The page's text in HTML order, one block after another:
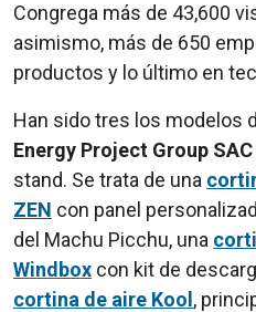
Congrega más de 43,600
asimismo, más de 650
productos y lo último en
Han sido tres los modelos
Energy Project Group SAC
stand. Se trata de una
ZEN con panel
del Machu Picchu, una
Windbox con kit de
cortina de aire Kool ,